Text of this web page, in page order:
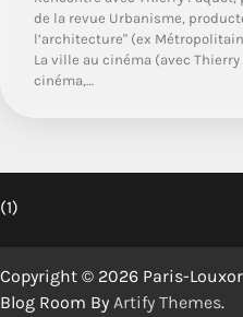
de la revue Urbanisme,
l’architecture" (ex
La ville au cinéma (avec
cinéma,…
(1)
Copyright © 2026 Paris-
Blog Room By Artify Themes.